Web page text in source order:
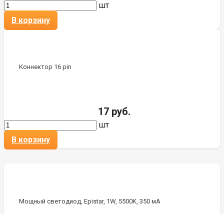
шт
В корзину
Коннектор 16 pin
17 руб.
шт
В корзину
Мощный светодиод, Epistar, 1W, 5500K, 350 мА